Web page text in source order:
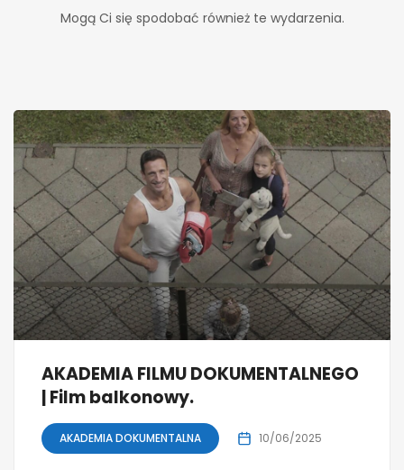
Mogą Ci się spodobać również te wydarzenia.
AKADEMIA FILMU DOKUMENTALNEGO
| Film balkonowy.
AKADEMIA DOKUMENTALNA 10/06/2025